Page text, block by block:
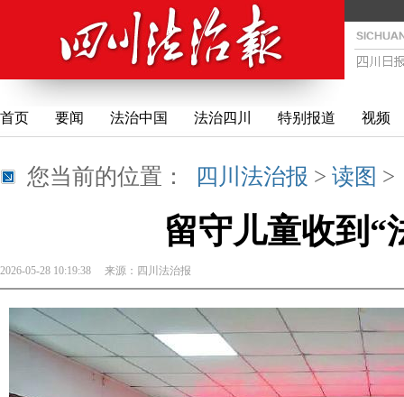
首页 要闻 法治中国 法治四川 特别报道 视频
您当前的位置： 四川法治报 > 读图
留守儿童收到“
2026-05-28 10:19:38 来源： 四川法治报